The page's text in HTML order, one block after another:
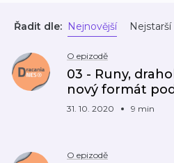
Řadit dle: Nejnovější Nejstarší
O epizodě
03 - Runy,
nový formát
31. 10. 2020 9 min
O epizodě